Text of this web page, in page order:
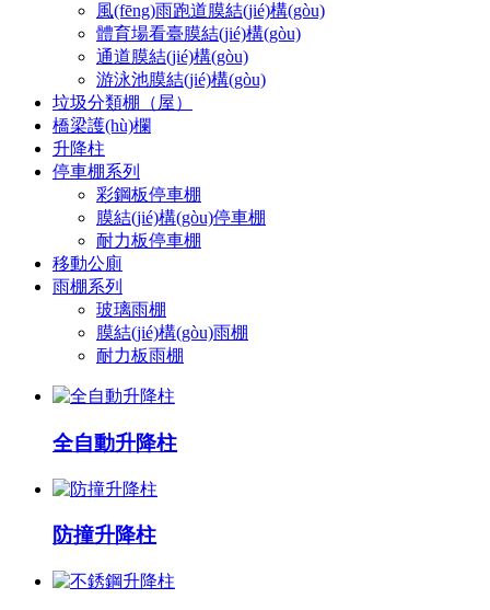
風(fēng)雨跑道膜結(jié)構(gòu)
體育場看臺膜結(jié)構(gòu)
通道膜結(jié)構(gòu)
游泳池膜結(jié)構(gòu)
垃圾分類棚（屋）
橋梁護(hù)欄
升降柱
停車棚系列
彩鋼板停車棚
膜結(jié)構(gòu)停車棚
耐力板停車棚
移動公廁
雨棚系列
玻璃雨棚
膜結(jié)構(gòu)雨棚
耐力板雨棚
全自動升降柱
防撞升降柱